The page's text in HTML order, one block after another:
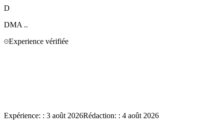
D
DMA ..
Experience vérifiée
Expérience: : 3 août 2026Rédaction: : 4 août 2026